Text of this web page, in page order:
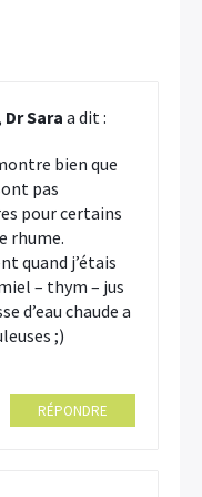
Dr Sara a dit :
bien que
pas
pour certains
rhume.
quand j’étais
– thym – jus
d’eau chaude a
;)
RÉPONDRE
×